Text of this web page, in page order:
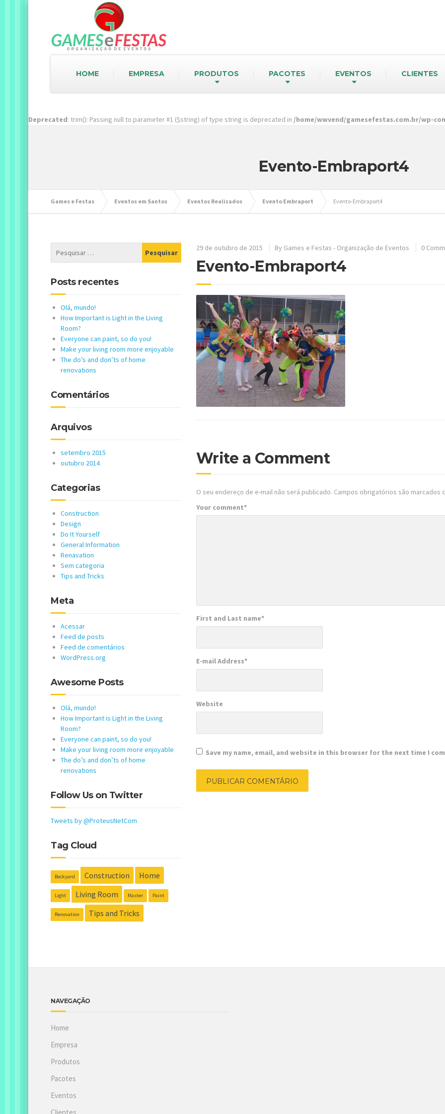
HOME EMPRESA PRODUTOS PACOTES EVENTOS CLIENTES
Deprecated: trim(): Passing null to parameter #1 ($string) of type string is deprecated in /home/wwvend/gamesefestas.com.br/wp-
Evento-Embraport4
Games e Festas Eventos em Santos Eventos Realizados Evento Embraport Evento-Embraport4
29 de outubro de 2015 By Games e Festas - Organização de Eventos 0
Evento-Embraport4
Write a Comment
O seu endereço de e-mail não será publicado. Campos obrigatórios são marcados
Your comment*
First and Last name*
E-mail Address*
Website
Save my name, email, and website in this browser for the next time I
Posts recentes
Olá, mundo!
How Important is Light in the Living
Room?
Everyone can paint, so do you!
Make your living room more enjoyable
The do’s and don’ts of home
renovations
Comentários
Arquivos
setembro 2015
outubro 2014
Categorias
Construction
Design
Do It Yourself
General Information
Renavation
Sem categoria
Tips and Tricks
Meta
Acessar
Feed de posts
Feed de comentários
WordPress.org
Awesome Posts
Olá, mundo!
How Important is Light in the Living
Room?
Everyone can paint, so do you!
Make your living room more enjoyable
The do’s and don’ts of home
renovations
Follow Us on Twitter
Tweets by @ProteusNetCom
Tag Cloud
Backyard Construction Home
Light Living Room Master Paint
Renovation Tips and Tricks
NAVEGAÇÃO
Home
Empresa
Produtos
Pacotes
Eventos